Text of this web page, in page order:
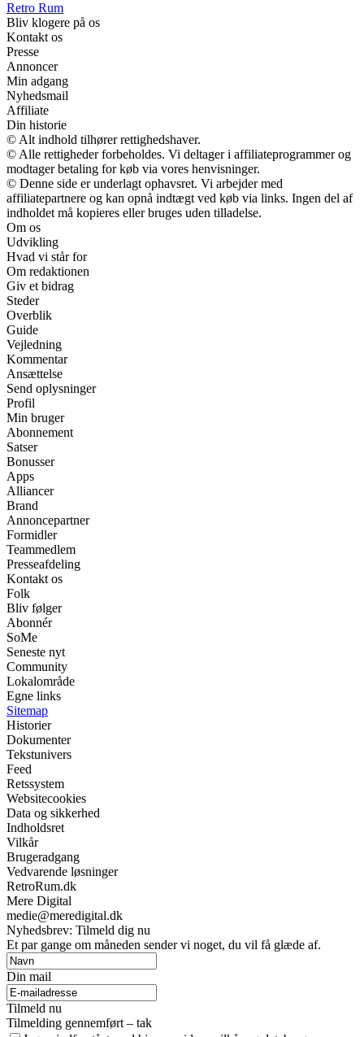
Retro Rum
Bliv klogere på os
Kontakt os
Presse
Annoncer
Min adgang
Nyhedsmail
Affiliate
Din historie
© Alt indhold tilhører rettighedshaver.
© Alle rettigheder forbeholdes. Vi deltager i affiliateprogrammer og
modtager betaling for køb via vores henvisninger.
© Denne side er underlagt ophavsret. Vi arbejder med
affiliatepartnere og kan opnå indtægt ved køb via links. Ingen del af
indholdet må kopieres eller bruges uden tilladelse.
Om os
Udvikling
Hvad vi står for
Om redaktionen
Giv et bidrag
Steder
Overblik
Guide
Vejledning
Kommentar
Ansættelse
Send oplysninger
Profil
Min bruger
Abonnement
Satser
Bonusser
Apps
Alliancer
Brand
Annoncepartner
Formidler
Teammedlem
Presseafdeling
Kontakt os
Folk
Bliv følger
Abonnér
SoMe
Seneste nyt
Community
Lokalområde
Egne links
Sitemap
Historier
Dokumenter
Tekstunivers
Feed
Retssystem
Websitecookies
Data og sikkerhed
Indholdsret
Vilkår
Brugeradgang
Vedvarende løsninger
RetroRum.dk
Mere Digital
medie@meredigital.dk
Nyhedsbrev: Tilmeld dig nu
Et par gange om måneden sender vi noget, du vil få glæde af.
Din mail
Tilmeld nu
Tilmelding gennemført – tak